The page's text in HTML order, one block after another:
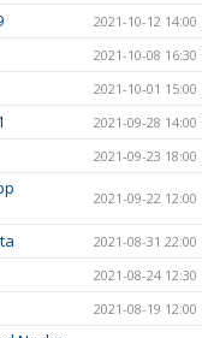
2021-10-12 14:00
2021-10-08 16:30
2021-10-01 15:00
2021-09-28 14:00
2021-09-23 18:00
2021-09-22 12:00
2021-08-31 22:00
2021-08-24 12:30
2021-08-19 12:00